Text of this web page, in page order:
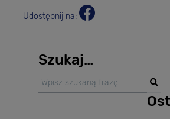
Udostępnij na:
Szukaj…